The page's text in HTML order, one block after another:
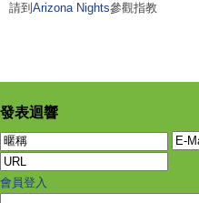
請到 Arizona Nights參觀指教
發表迴響
會員登入